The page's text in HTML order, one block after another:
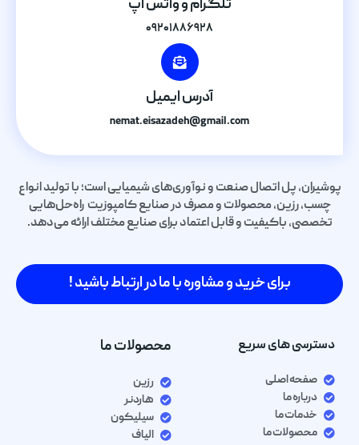
تلگرام و واتس اپ
۰۹۲۰۱۸۸۶۹۲۸
آدرس ایمیل
nemat.eisazadeh@gmail.com
پوشیران، پل اتصال صنعت و نوآوری‌های شیمیایی است؛ با تولید انواع
چسب، رزین، محصولات و مصرف در صنایع کامپوزیت راه‌حل‌هایی
تخصصی، باکیفیت و قابل اعتماد برای صنایع مختلف ارائه می‌دهد.
برای خرید و مشاوره با ما در ارتباط باشید !
دسترسی های سریع
صفحه اصلی
درباره ما
خدمات ما
محصولات ما
محصولات ما
رزین
هاردنر
سیلیکون
الیاف